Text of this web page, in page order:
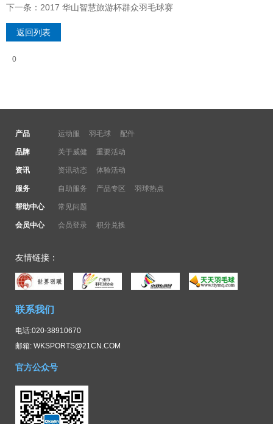
下一条：2017 华山智慧旅游杯群众羽毛球赛
返回列表
0
产品 运动服 羽毛球 配件
品牌 关于威健 重要活动
资讯 资讯动态 体验活动
服务 自助服务 产品专区 羽球热点
帮助中心 常见问题
会员中心 会员登录 积分兑换
友情链接：
联系我们
电话:020-38910670
邮箱: WKSPORTS@21CN.COM
官方公众号